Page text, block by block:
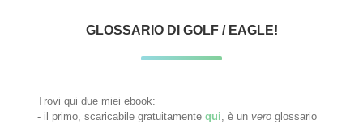
GLOSSARIO DI GOLF / EAGLE!
Trovi qui due miei ebook:
- il primo, scaricabile gratuitamentequi, è unvero glossario